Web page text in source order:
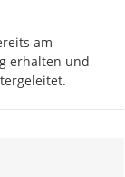
am
erhalten und